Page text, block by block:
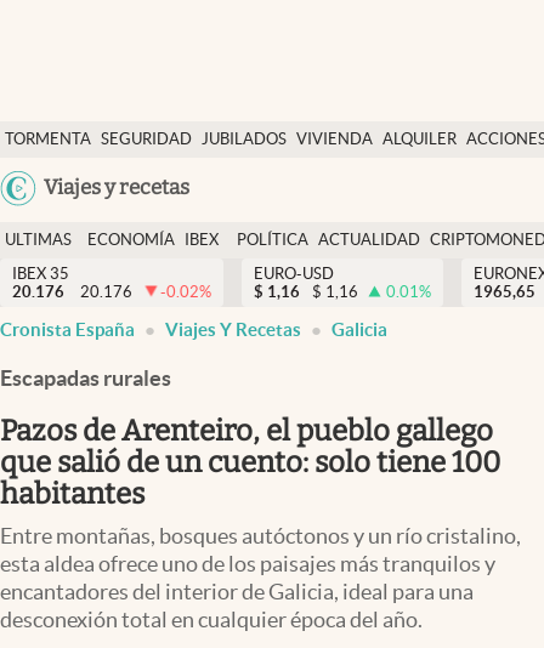
TORMENTA SEGURIDAD JUBILADOS VIVIENDA ALQUILER
USA
Viajes y recetas
Economía y finanzas
Política
Actualidad
Criptomonedas
España
ULTIMAS
NOTICIAS
ECONOMÍA
FINANZAS
IBEX
EURO
POLÍTICA ACTUALIDAD
IBEX 35
20.176
20.176 -0.02%
EURO-USD
$ 1,16 $ 1,16 0.01%
1965,65
Cronista España Viajes Y Recetas Galicia
Escapadas rurales
Pazos de Arenteiro, el pueblo gallego
que salió de un cuento: solo tiene 100
habitantes
Entre montañas, bosques autóctonos y un río cristalino,
esta aldea ofrece uno de los paisajes más tranquilos y
encantadores del interior de Galicia, ideal para una
desconexión total en cualquier época del año.